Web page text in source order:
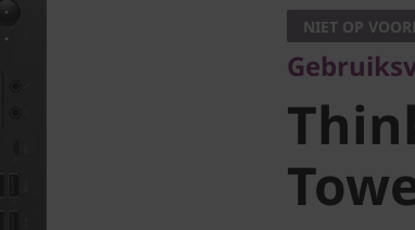
NIET OP